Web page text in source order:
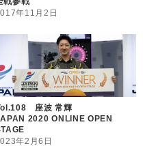
年11月2日
座波 常輝
2020 ONLINE OPEN
年2月6日